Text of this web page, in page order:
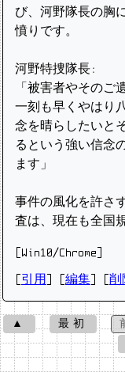
び、河野隊長の胸
憤りです。
河野特捜隊長:
「被害者やそのご
一刻も早くやはり
念を晴らしたいと
るという強い信念
ます」
事件の風化を許さ
査は、現在も全国
[Win10/Chrome]
引用 編集 削
▲ 最初